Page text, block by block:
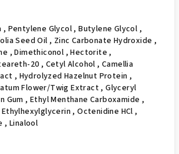
, Pentylene Glycol , Butylene Glycol ,
Seed Oil , Zinc Carbonate Hydroxide ,
, Dimethiconol , Hectorite ,
20 , Cetyl Alcohol , Camellia
, Hydrolyzed Hazelnut Protein ,
Flower/Twig Extract , Glyceryl
Gum , Ethyl Menthane Carboxamide ,
, Octenidine HCl ,
, Linalool